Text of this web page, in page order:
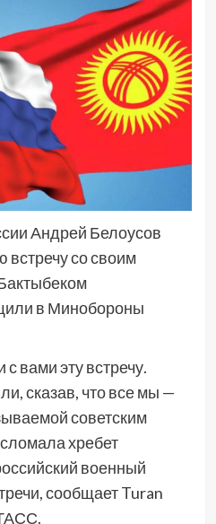
Андрей Белоусов
со своим
в Минобороны
вами эту встречу.
сказав, что все мы —
советским
хребет
военный
сообщает Turan